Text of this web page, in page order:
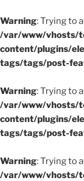
Warning: Trying to
/var/www/vhosts/
content/plugins/
tags/tags/post-
Warning: Trying to
/var/www/vhosts/
content/plugins/
tags/tags/post-
Warning: Trying to
/var/www/vhosts/